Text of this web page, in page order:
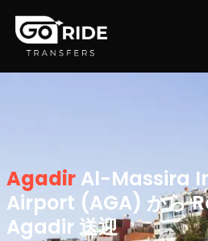
Agadir Al-Massira
Airport (AGA) から
Agadir 送迎